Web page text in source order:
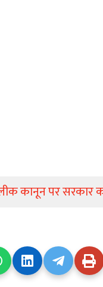
कानून पर सरकार